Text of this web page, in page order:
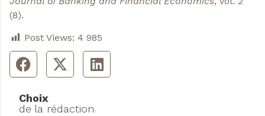
(8).
Post Views: 4 985
Choix
de la rédaction.